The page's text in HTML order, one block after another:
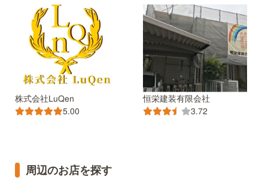
株式会社LuQen
5.00
恒栄建装有限会社
3.72
周辺のお店を探す